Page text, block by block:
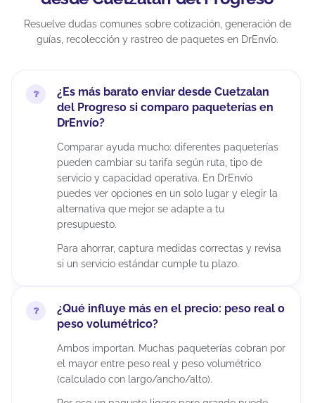
Resuelve dudas comunes sobre cotización, generación de
guías, recolección y rastreo de paquetes en DrEnvío.
¿Es más barato enviar desde Cuetzalan
del Progreso si comparo paqueterías en
DrEnvío?
Comparar ayuda mucho: diferentes paqueterías
pueden cambiar su tarifa según ruta, tipo de
servicio y capacidad operativa. En DrEnvío
puedes ver opciones en un solo lugar y elegir la
alternativa que mejor se adapte a tu
presupuesto.
Para ahorrar, captura medidas correctas y revisa
si un servicio estándar cumple tu plazo.
¿Qué influye más en el precio: peso real o
peso volumétrico?
Ambos importan. Muchas paqueterías cobran por
el mayor entre peso real y peso volumétrico
(calculado con largo/ancho/alto).